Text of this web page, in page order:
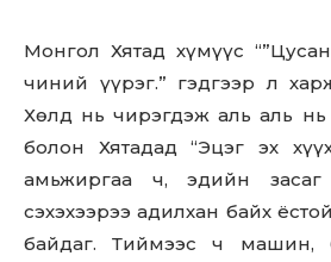
Монгол Хятад хүмүүс
чиний үүрэг.” гэдгээр л
Хөлд нь чирэгдэж аль аль
болон Хятадад “Эцэг эх
амьжиргаа ч, эдийн
сэхэхээрээ адилхан байх
байдаг. Тиймээс ч машин,